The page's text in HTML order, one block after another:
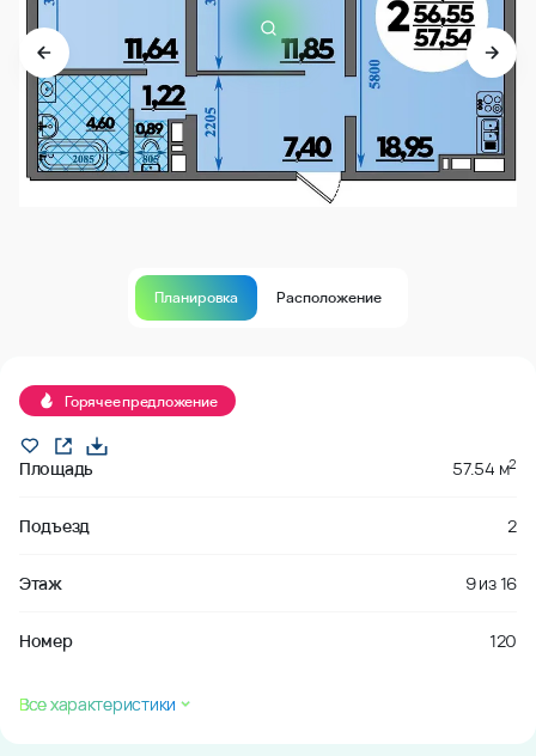
Планировка Расположение
Горячее предложение
Площадь 57.54 м2
Подъезд 2
Этаж 9из16
Номер 120
Все характеристики